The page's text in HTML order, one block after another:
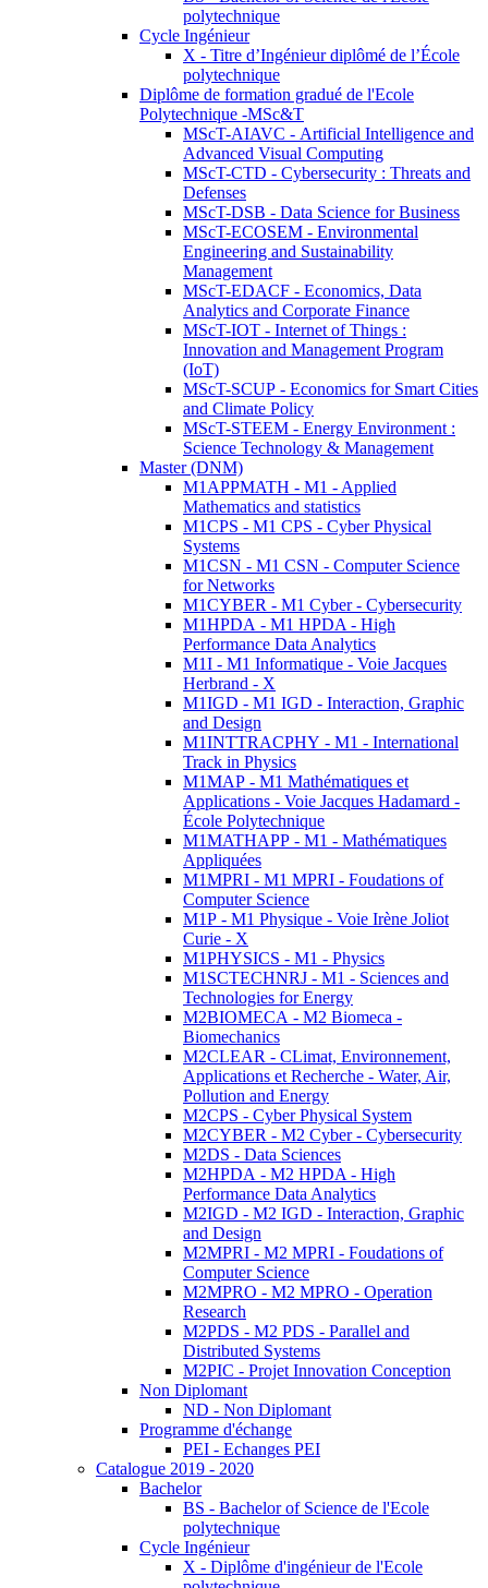
polytechnique
Cycle Ingénieur
X - Titre d’Ingénieur diplômé de l’École
polytechnique
Diplôme de formation gradué de l'Ecole
Polytechnique -MSc&T
MScT-AIAVC - Artificial Intelligence and
Advanced Visual Computing
MScT-CTD - Cybersecurity : Threats and
Defenses
MScT-DSB - Data Science for Business
MScT-ECOSEM - Environmental
Engineering and Sustainability
Management
MScT-EDACF - Economics, Data
Analytics and Corporate Finance
MScT-IOT - Internet of Things :
Innovation and Management Program
(IoT)
MScT-SCUP - Economics for Smart Cities
and Climate Policy
MScT-STEEM - Energy Environment :
Science Technology & Management
Master (DNM)
M1APPMATH - M1 - Applied
Mathematics and statistics
M1CPS - M1 CPS - Cyber Physical
Systems
M1CSN - M1 CSN - Computer Science
for Networks
M1CYBER - M1 Cyber - Cybersecurity
M1HPDA - M1 HPDA - High
Performance Data Analytics
M1I - M1 Informatique - Voie Jacques
Herbrand - X
M1IGD - M1 IGD - Interaction, Graphic
and Design
M1INTTRACPHY - M1 - International
Track in Physics
M1MAP - M1 Mathématiques et
Applications - Voie Jacques Hadamard -
École Polytechnique
M1MATHAPP - M1 - Mathématiques
Appliquées
M1MPRI - M1 MPRI - Foudations of
Computer Science
M1P - M1 Physique - Voie Irène Joliot
Curie - X
M1PHYSICS - M1 - Physics
M1SCTECHNRJ - M1 - Sciences and
Technologies for Energy
M2BIOMECA - M2 Biomeca -
Biomechanics
M2CLEAR - CLimat, Environnement,
Applications et Recherche - Water, Air,
Pollution and Energy
M2CPS - Cyber Physical System
M2CYBER - M2 Cyber - Cybersecurity
M2DS - Data Sciences
M2HPDA - M2 HPDA - High
Performance Data Analytics
M2IGD - M2 IGD - Interaction, Graphic
and Design
M2MPRI - M2 MPRI - Foudations of
Computer Science
M2MPRO - M2 MPRO - Operation
Research
M2PDS - M2 PDS - Parallel and
Distributed Systems
M2PIC - Projet Innovation Conception
Non Diplomant
ND - Non Diplomant
Programme d'échange
PEI - Echanges PEI
Catalogue 2019 - 2020
Bachelor
BS - Bachelor of Science de l'Ecole
polytechnique
Cycle Ingénieur
X - Diplôme d'ingénieur de l'Ecole